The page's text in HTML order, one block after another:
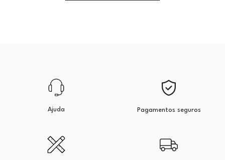
Ajuda Pagamentos seguros